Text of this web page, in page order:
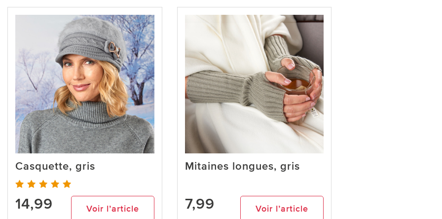
Casquette, gris
14,99 Voir l’article
Mitaines longues, gris
7,99 Voir l’article